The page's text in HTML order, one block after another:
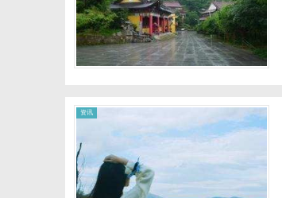
资讯